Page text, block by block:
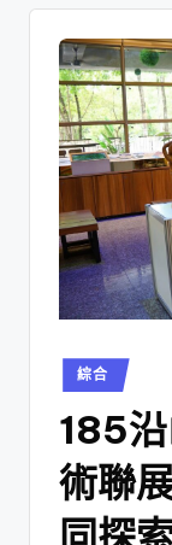
綜合
185
術聯